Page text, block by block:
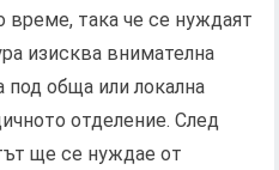
време, така че се нуждаят
изисква внимателна
обща или локална
отделение. След
ще се нуждае от